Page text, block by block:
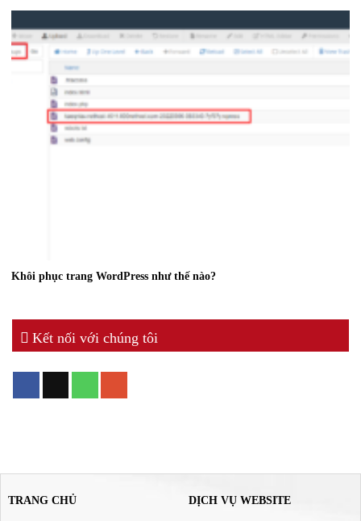
Khôi phục trang WordPress như thế nào?
Kết nối với chúng tôi
TRANG CHỦ DỊCH VỤ WEBSITE